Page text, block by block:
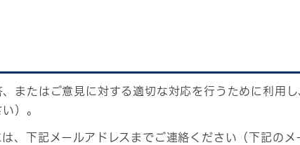
またはご意見に対する適切な対応を行うために利用
）。
、下記メールアドレスまでご連絡ください（下記の